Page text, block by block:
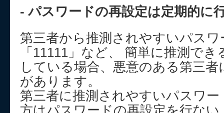
- パスワードの再設定は定期的に
第三者から推測されやすいパスワ
「11111」など、 簡単に推測で
している場合、悪意のある第三
があります。
第三者に推測されやすいパスワ
方はパスワードの再設定を行な